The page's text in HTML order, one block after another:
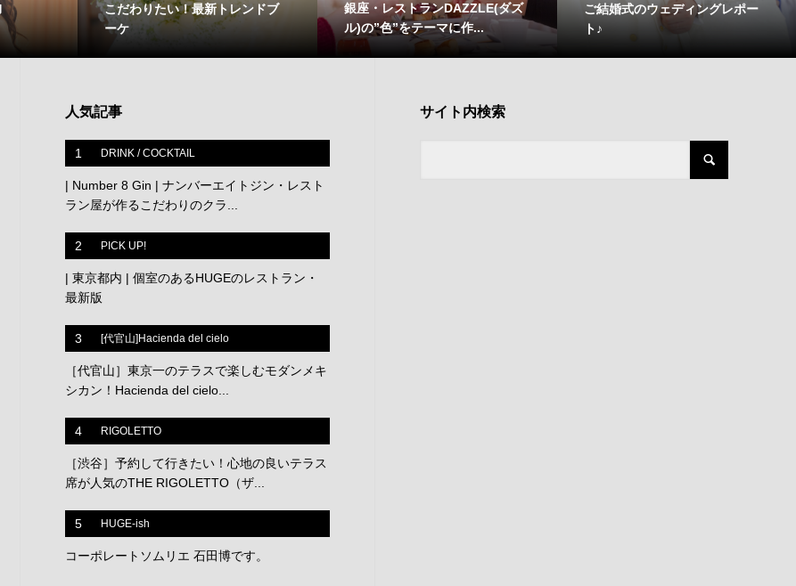
こだわりたい！最新トレンドブ
ーケ
銀座・レストランDAZZLE(ダズ
ル)の”色”をテーマに作...
ご結婚式のウェディングレポー
ト♪
人気記事
1 DRINK / COCKTAIL
| Number 8 Gin | ナンバーエイトジン・レスト
ラン屋が作るこだわりのクラ...
2 PICK UP!
| 東京都内 | 個室のあるHUGEのレストラン・
最新版
3 [代官山]Hacienda del cielo
［代官山］東京一のテラスで楽しむモダンメキ
シカン！Hacienda del cielo...
4 RIGOLETTO
［渋谷］予約して行きたい！心地の良いテラス
席が人気のTHE RIGOLETTO（ザ...
5 HUGE-ish
コーポレートソムリエ 石田博です。
サイト内検索